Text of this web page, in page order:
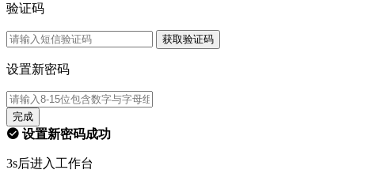
验证码
获取验证码
设置新密码
完成
设置新密码成功
3s后进入工作台